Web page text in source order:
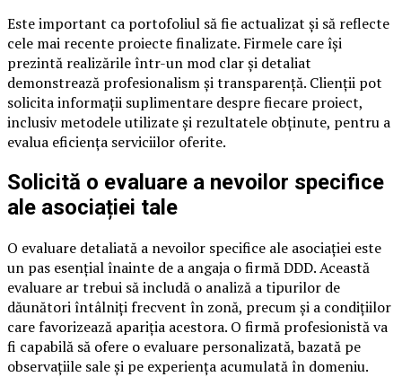
Este important ca portofoliul să fie actualizat și să reflecte
cele mai recente proiecte finalizate. Firmele care își
prezintă realizările într-un mod clar și detaliat
demonstrează profesionalism și transparență. Clienții pot
solicita informații suplimentare despre fiecare proiect,
inclusiv metodele utilizate și rezultatele obținute, pentru a
evalua eficiența serviciilor oferite.
Solicită o evaluare a nevoilor specifice
ale asociației tale
O evaluare detaliată a nevoilor specifice ale asociației este
un pas esențial înainte de a angaja o firmă DDD. Această
evaluare ar trebui să includă o analiză a tipurilor de
dăunători întâlniți frecvent în zonă, precum și a condițiilor
care favorizează apariția acestora. O firmă profesionistă va
fi capabilă să ofere o evaluare personalizată, bazată pe
observațiile sale și pe experiența acumulată în domeniu.